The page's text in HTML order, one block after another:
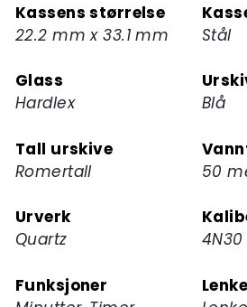
Kassens størrelse
22.2 mm x 33.1 mm
Stål
Glass
Hardlex
Blå
Tall urskive
Romertall
50
Urverk
Quartz
4N30
Funksjoner